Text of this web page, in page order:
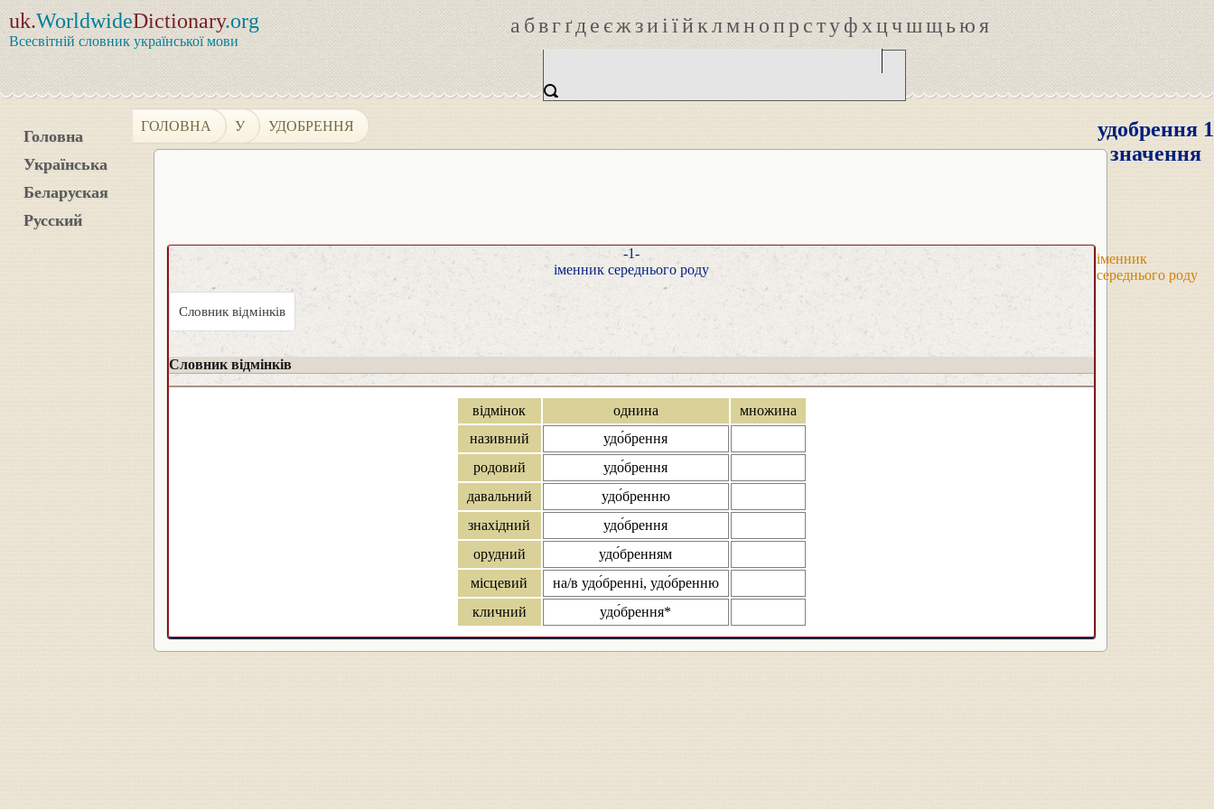
uk.WorldwideDictionary.org
Всесвітній словник української мови
абвгґдеєжзиіїйклмнопрстуфхцчшщьюя
Головна
Українська
Беларуская
Русский
ГОЛОВНА У УДОБРЕННЯ
удобрення 1
значення
іменник
середнього роду
-1-
іменник середнього роду
Словник відмінків
Словник відмінків
відмінок однина
множина
називний
удо́брення
родовий
удо́брення
давальний
удо́бренню
знахідний
удо́брення
орудний
удо́бренням
місцевий
на/в удо́бренні, удо́бренню
кличний
удо́брення*